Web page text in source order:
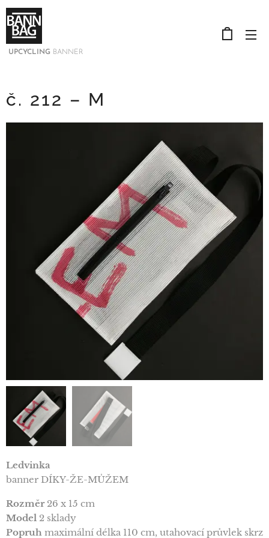
UPCYCLING BANNER
č. 212 – M
Ledvinka
banner DÍKY-ŽE-MŮŽEM
Rozměr26 x 15 cm
Model 2 sklady
Popruh maximální délka 110 cm, utahovací průvlek skrz